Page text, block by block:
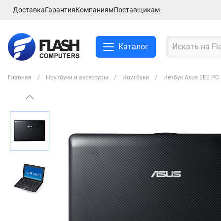
ДоставкаГарантияКомпаниямПоставщикам
Каталог
Главная Ноутбуки и аксессуры Ноутбуки Нетбук Asus EEE
Ноутбуки и аксессуры
Компьютеры и
комплектующие
Сетевое оборудование
ТВ, Аудио и Видео